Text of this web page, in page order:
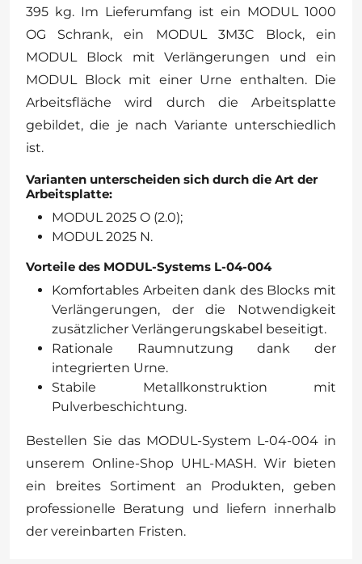
395 kg. Im Lieferumfang ist ein MODUL 1000
OG Schrank, ein MODUL 3M3C Block, ein
MODUL Block mit Verlängerungen und ein
MODUL Block mit einer Urne enthalten. Die
Arbeitsfläche wird durch die Arbeitsplatte
gebildet, die je nach Variante unterschiedlich
ist.
Varianten unterscheiden sich durch die Art der
Arbeitsplatte:
MODUL 2025 O (2.0);
MODUL 2025 N.
Vorteile des MODUL-Systems L-04-004
Komfortables Arbeiten dank des Blocks mit
Verlängerungen, der die Notwendigkeit
zusätzlicher Verlängerungskabel beseitigt.
Rationale Raumnutzung dank der
integrierten Urne.
Stabile Metallkonstruktion mit
Pulverbeschichtung.
Bestellen Sie das MODUL-System L-04-004 in
unserem Online-Shop UHL-MASH. Wir bieten
ein breites Sortiment an Produkten, geben
professionelle Beratung und liefern innerhalb
der vereinbarten Fristen.